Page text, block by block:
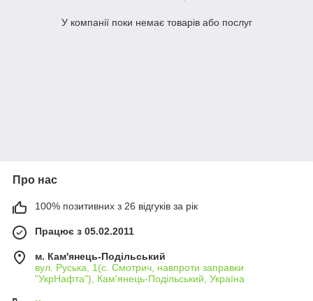
У компанії поки немає товарів або послуг
Про нас
100% позитивних з 26 відгуків за рік
Працює з 05.02.2011
м. Кам'янець-Подільський
вул. Руська, 1(с. Смотрич, навпроти заправки
"УкрНафта"), Кам'янець-Подільський, Україна